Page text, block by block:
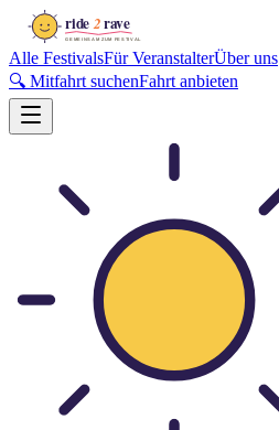
Alle FestivalsFür VeranstalterÜber uns
🔍 Mitfahrt suchenFahrt anbieten